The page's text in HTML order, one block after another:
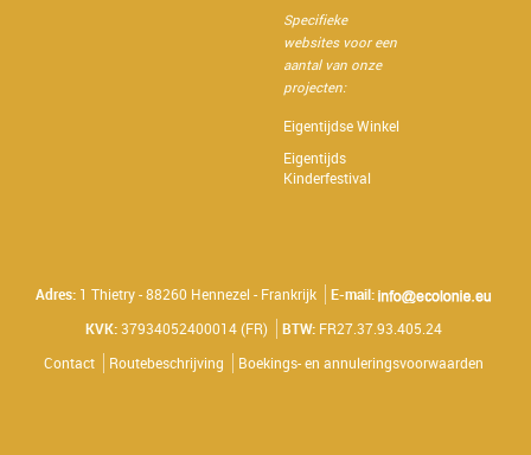
Specifieke
websites voor een
aantal van onze
projecten:
Eigentijdse Winkel
Eigentijds
Kinderfestival
Adres:1 Thietry - 88260 Hennezel - Frankrijk
E-mail:
KVK:37934052400014 (FR) BTW:FR27.37.93.405.24
Contact
Routebeschrijving Boekings- en annuleringsvoorwaarden